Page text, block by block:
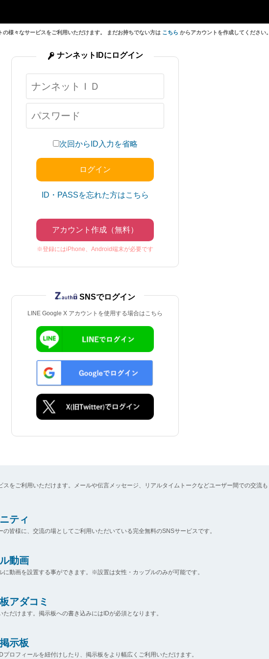
様々なサービスをご利用いただけます。 まだお持ちでない方は こちら からアカウントを作成してください。
次回からID入力を省略
ID・PASSを忘れた方はこちら
アカウント作成（無料）
※登録にはiPhone、Android端末が必要です
ナンネットIDにログイン
LINE Google X アカウントを使用する場合はこちら
SNSでログイン
スをご利用いただけます。メールや伝言メッセージ、リアルタイムトークなどユーザー間での交流も
ティ
の皆様に、交流の場としてご利用いただいている完全無料のSNSサービスです。
動画
に動画を設置する事ができます。※設置は女性・カップルのみが可能です。
アダコミ
ただけます。掲示板への書き込みにはIDが必須となります。
示板
プロフィールを紐付けしたり、掲示板をより幅広くご利用いただけます。